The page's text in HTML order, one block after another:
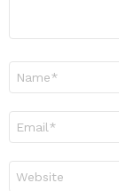
Mail-
Adresse
*